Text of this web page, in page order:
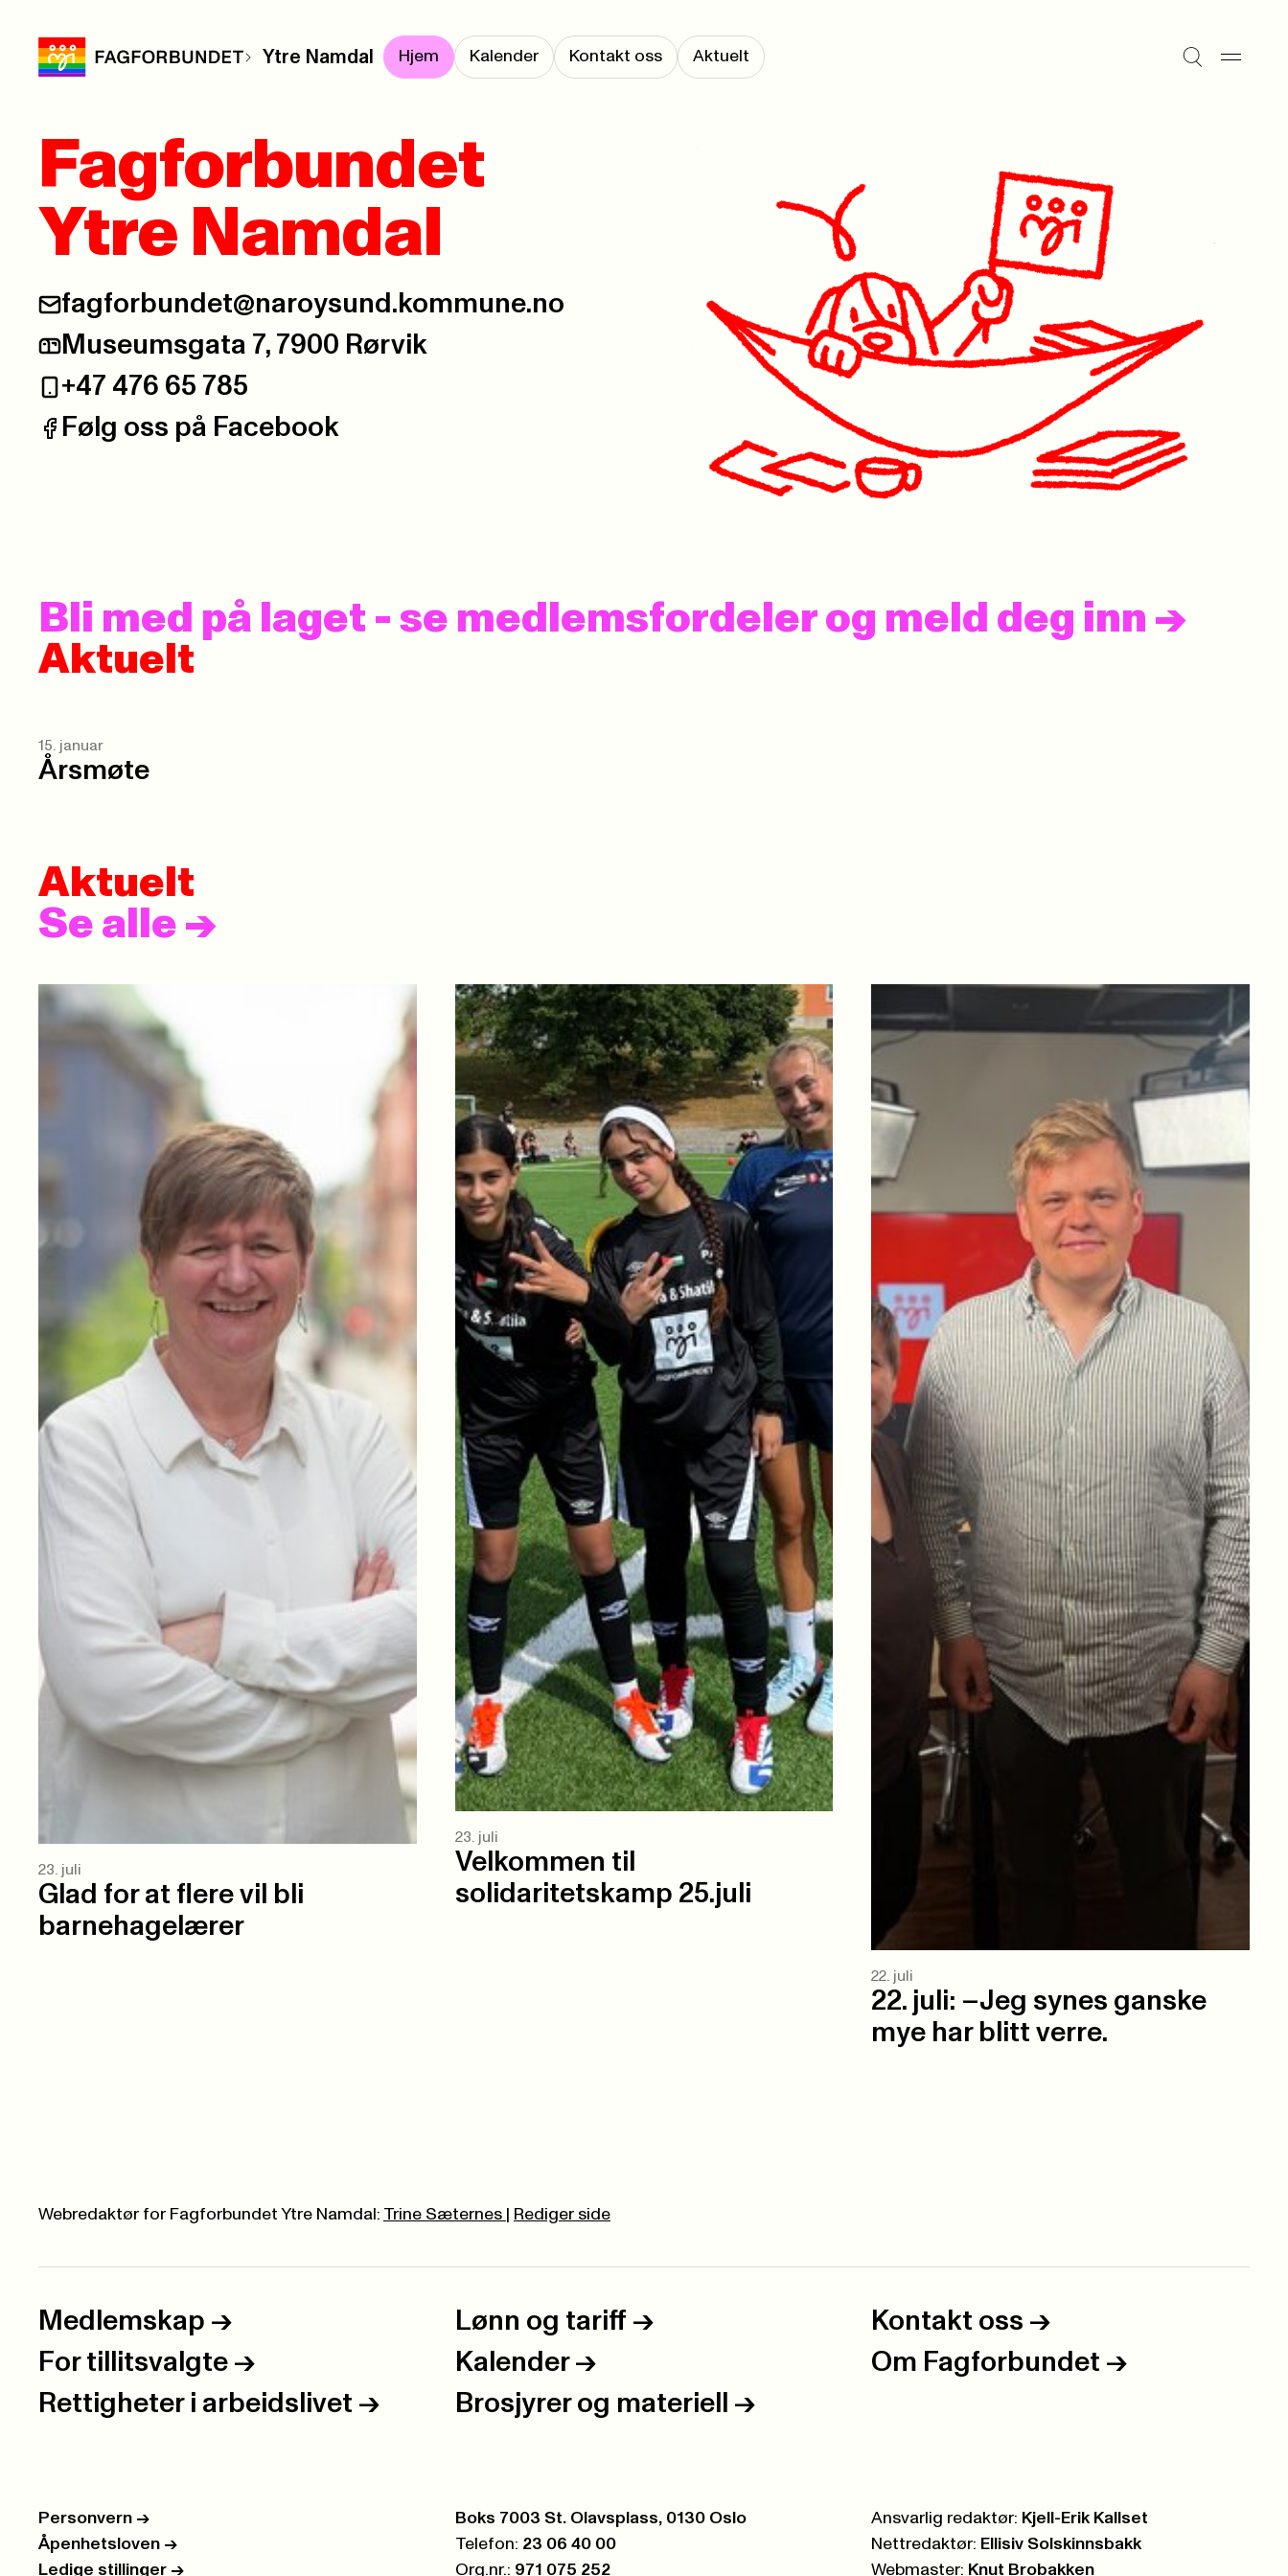
Ytre Namdal Hjem Kalender Kontakt oss Aktuelt
Fagforbundet
Ytre Namdal
E-post:
fagforbundet@naroysund.kommune.no
Postadresse:
Museumsgata 7, 7900 Rørvik
Telefon:
+47 476 65 785
Facebook:
Følg oss på Facebook
Bli med på laget - se medlemsfordeler og meld deg inn ->
Aktuelt
15. januar
Årsmøte
Aktuelt
Se alle ->
23. juli
Glad for at flere vil bli
barnehagelærer
23. juli
Velkommen til
solidaritetskamp 25.juli
22. juli
22. juli: –Jeg synes ganske
mye har blitt verre.
Webredaktør for Fagforbundet Ytre Namdal: Trine Sæternes Rediger side
Medlemskap -> Lønn og tariff -> Kontakt oss ->
For tillitsvalgte -> Kalender -> Om Fagforbundet ->
Rettigheter i arbeidslivet -> Brosjyrer og materiell ->
Personvern ->
Åpenhetsloven ->
Ledige stillinger ->
Postboks:
Boks 7003 St. Olavsplass, 0130 Oslo
Telefon: 23 06 40 00
Org.nr.: 971 075 252
Ansvarlig redaktør: Kjell-Erik Kallset
Nettredaktør: Ellisiv Solskinnsbakk
Webmaster: Knut Brobakken